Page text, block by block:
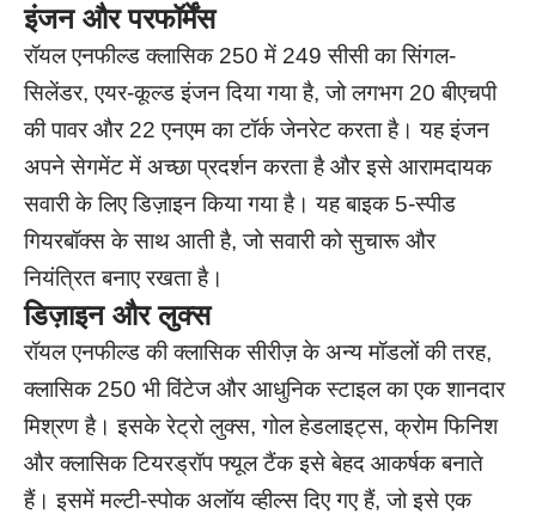
इंजन और परफॉर्मेंस
रॉयल एनफील्ड क्लासिक 250 में 249 सीसी का सिंगल-
सिलेंडर, एयर-कूल्ड इंजन दिया गया है, जो लगभग 20 बीएचपी
की पावर और 22 एनएम का टॉर्क जेनरेट करता है। यह इंजन
अपने सेगमेंट में अच्छा प्रदर्शन करता है और इसे आरामदायक
सवारी के लिए डिज़ाइन किया गया है। यह बाइक 5-स्पीड
गियरबॉक्स के साथ आती है, जो सवारी को सुचारू और
नियंत्रित बनाए रखता है।
डिज़ाइन और लुक्स
रॉयल एनफील्ड की क्लासिक सीरीज़ के अन्य मॉडलों की तरह,
क्लासिक 250 भी विंटेज और आधुनिक स्टाइल का एक शानदार
मिश्रण है। इसके रेट्रो लुक्स, गोल हेडलाइट्स, क्रोम फिनिश
और क्लासिक टियरड्रॉप फ्यूल टैंक इसे बेहद आकर्षक बनाते
हैं। इसमें मल्टी-स्पोक अलॉय व्हील्स दिए गए हैं, जो इसे एक